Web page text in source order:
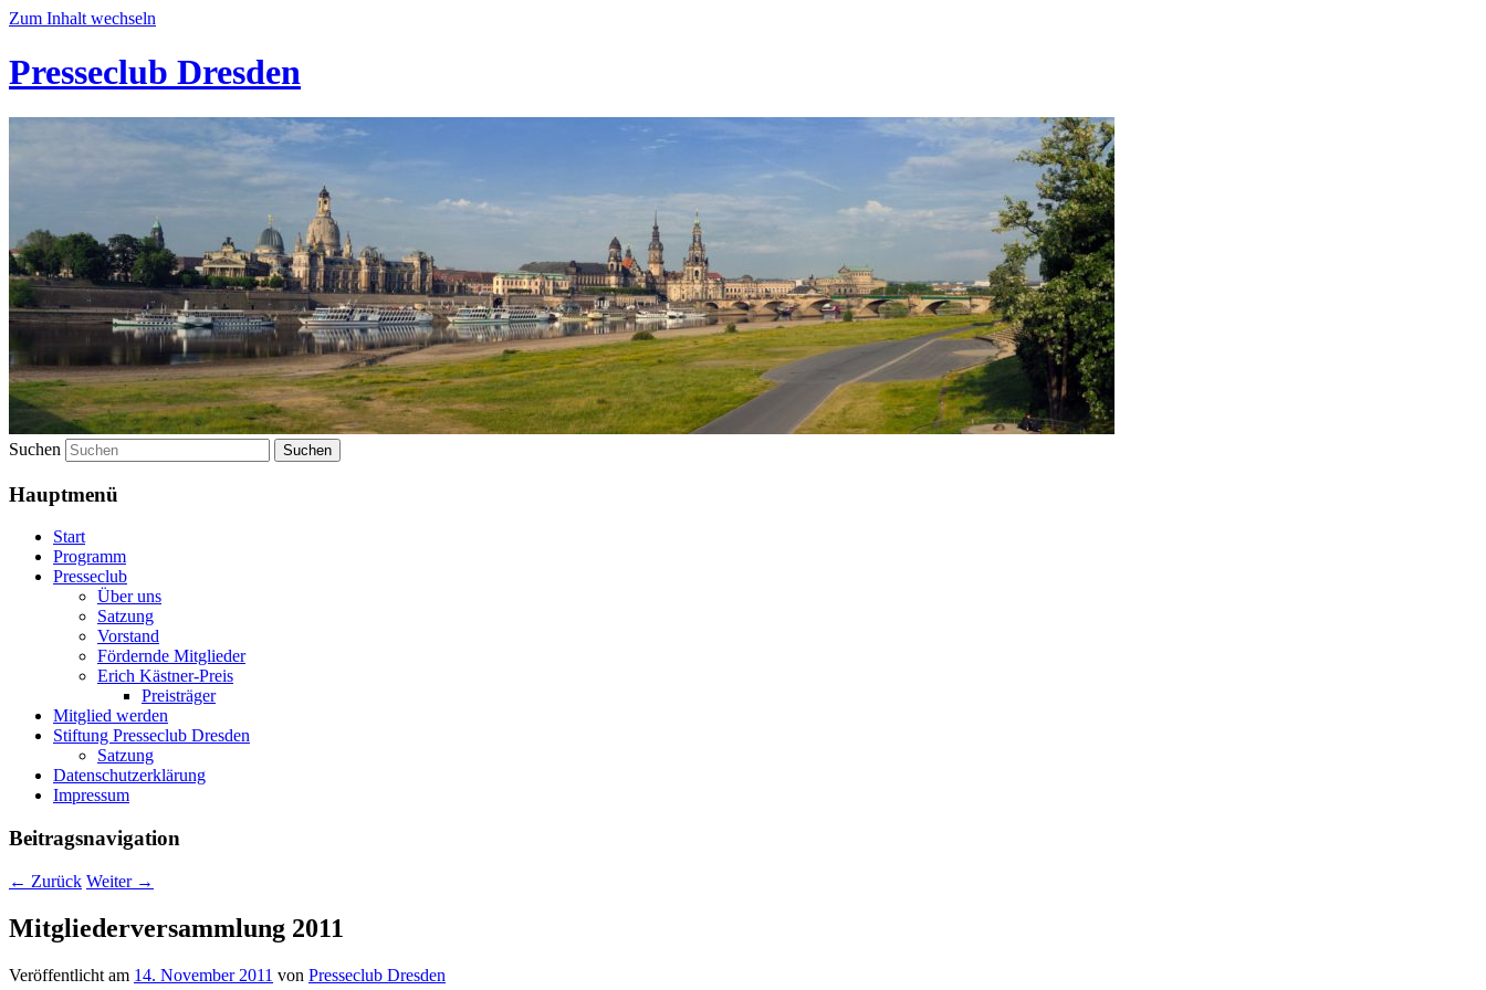
Zum Inhalt wechseln
Presseclub Dresden
Suchen
Hauptmenü
Start
Programm
Presseclub
Über uns
Satzung
Vorstand
Fördernde Mitglieder
Erich Kästner-Preis
Preisträger
Mitglied werden
Stiftung Presseclub Dresden
Satzung
Datenschutzerklärung
Impressum
Beitragsnavigation
← Zurück Weiter →
Mitgliederversammlung 2011
Veröffentlicht am 14. November 2011 von Presseclub Dresden